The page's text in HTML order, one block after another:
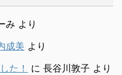
み より
成美 より
た！
に 長谷川敦子 より